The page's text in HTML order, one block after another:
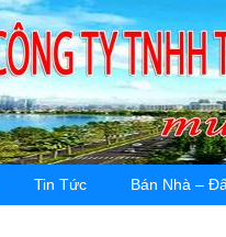
Tin Tức Bán Nhà –